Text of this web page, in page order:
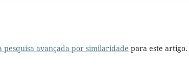
pesquisa avançada por similaridade para este artigo.